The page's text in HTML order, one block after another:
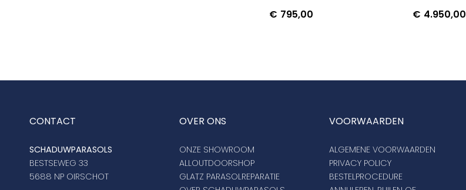
€ 795,00 € 4.950,00
CONTACT
SCHADUWPARASOLS
BESTSEWEG 33
5688 NP OIRSCHOT
OVER ONS
ONZE SHOWROOM
ALLOUTDOORSHOP
GLATZ PARASOLREPARATIE
VOORWAARDEN
ALGEMENE VOORWAARDEN
PRIVACY POLICY
BESTELPROCEDURE